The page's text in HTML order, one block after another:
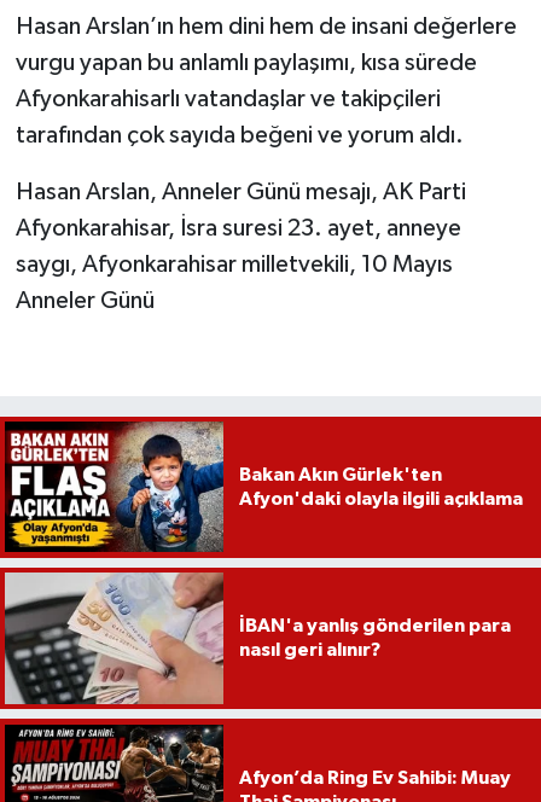
Hasan Arslan’ın hem dini hem de insani değerlere
vurgu yapan bu anlamlı paylaşımı, kısa sürede
Afyonkarahisarlı vatandaşlar ve takipçileri
tarafından çok sayıda beğeni ve yorum aldı.
Hasan Arslan, Anneler Günü mesajı, AK Parti
Afyonkarahisar, İsra suresi 23. ayet, anneye
saygı, Afyonkarahisar milletvekili, 10 Mayıs
Anneler Günü
Bakan Akın Gürlek'ten
Afyon'daki olayla ilgili açıklama
İBAN'a yanlış gönderilen para
nasıl geri alınır?
Afyon’da Ring Ev Sahibi: Muay